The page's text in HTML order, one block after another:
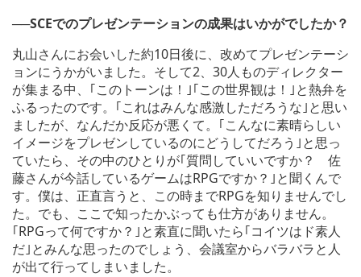
──SCEでのプレゼンテーションの成果はいかがでしたか？
丸山さんにお会いした約10日後に、改めてプレゼンテーシ
ョンにうかがいました。そして2、30人ものディレクター
が集まる中、｢このトーンは！｣｢この世界観は！｣と熱弁を
ふるったのです。｢これはみんな感激しただろうな｣と思い
ましたが、なんだか反応が悪くて。｢こんなに素晴らしい
イメージをプレゼンしているのにどうしてだろう｣と思っ
ていたら、その中のひとりが｢質問していいですか？ 佐
藤さんが今話しているゲームはRPGですか？｣と聞くんで
す。僕は、正直言うと、この時までRPGを知りませんでし
た。でも、ここで知ったかぶっても仕方がありません。
｢RPGって何ですか？｣と素直に聞いたら｢コイツはド素人
だ｣とみんな思ったのでしょう、会議室からバラバラと人
が出て行ってしまいました。